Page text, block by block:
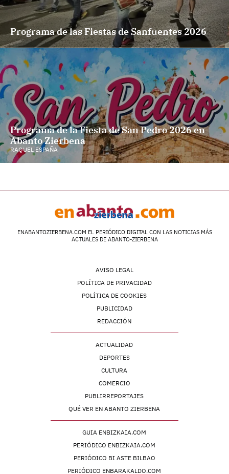
Programa de las Fiestas de Sanfuentes 2026
Programa de la Fiesta de San Pedro 2026 en
Abanto Zierbena
RAQUEL ESPAÑA
ENABANTOZIERBENA.COM EL PERIÓDICO DIGITAL CON LAS NOTICIAS MÁS
ACTUALES DE ABANTO-ZIERBENA
AVISO LEGAL
POLÍTICA DE PRIVACIDAD
POLÍTICA DE COOKIES
PUBLICIDAD
REDACCIÓN
ACTUALIDAD
DEPORTES
CULTURA
COMERCIO
PUBLIRREPORTAJES
QUÉ VER EN ABANTO ZIERBENA
GUIA ENBIZKAIA.COM
PERIÓDICO ENBIZKAIA.COM
PERIÓDICO BI ASTE BILBAO
PERIÓDICO ENBARAKALDO.COM